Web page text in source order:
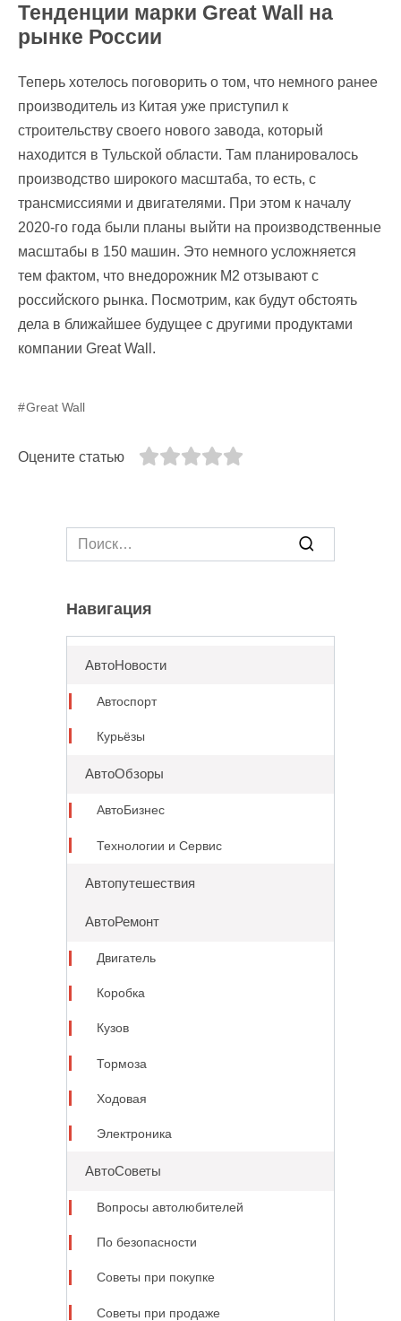
Тенденции марки Great Wall на
рынке России
Теперь хотелось поговорить о том, что немного ранее
производитель из Китая уже приступил к
строительству своего нового завода, который
находится в Тульской области. Там планировалось
производство широкого масштаба, то есть, с
трансмиссиями и двигателями. При этом к началу
2020-го года были планы выйти на производственные
масштабы в 150 машин. Это немного усложняется
тем фактом, что внедорожник М2 отзывают с
российского рынка. Посмотрим, как будут обстоять
дела в ближайшее будущее с другими продуктами
компании Great Wall.
Great Wall
Оцените статью
Search
for:
Навигация
АвтоНовости
Автоспорт
Курьёзы
АвтоОбзоры
АвтоБизнес
Технологии и Сервис
Автопутешествия
АвтоРемонт
Двигатель
Коробка
Кузов
Тормоза
Ходовая
Электроника
АвтоСоветы
Вопросы автолюбителей
По безопасности
Советы при покупке
Советы при продаже